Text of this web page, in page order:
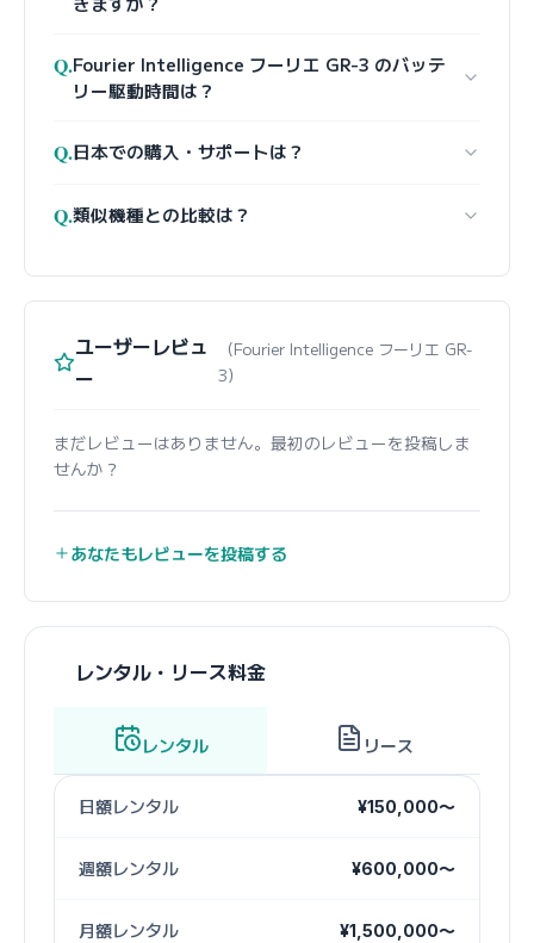
Q.Fourier Intelligence フーリエ GR-3 のバッテ
リー駆動時間は？
Q.日本での購入・サポートは？
Q.類似機種との比較は？
ユーザーレビュ
ー
（Fourier Intelligence フーリエ GR-
3）
まだレビューはありません。最初のレビューを投稿しま
せんか？
あなたもレビューを投稿する
レンタル・リース料金
レンタル リース
日額レンタル ¥150,000〜
週額レンタル ¥600,000〜
月額レンタル ¥1,500,000〜